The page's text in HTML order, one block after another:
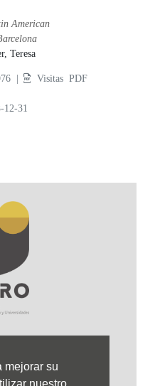
mejorar su
nuestro
American
Teresa
|
Visitas PDF
12-31